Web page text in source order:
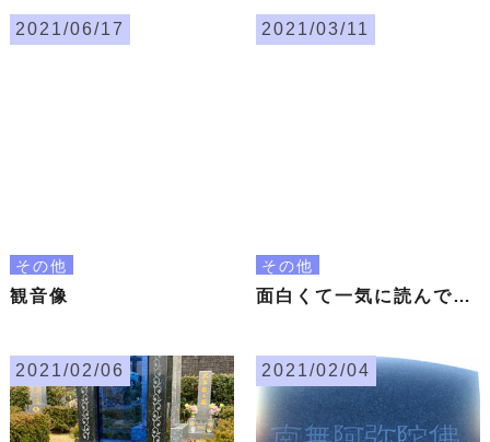
その他
観音像
2021/06/17
その他
面白くて一気に読んでしまいました。昔大陸に住んでいたので意味深でした。
2021/03/11
2021/02/06 2021/02/04